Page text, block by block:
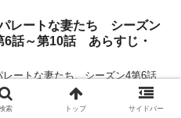
壊れるが、2人は金がなく修理でき
リネットは...
レートな妻たち シーズン
話～第10話 あらすじ・
レートな妻たち、シーズン4第6話
話のあらすじと感想です。第6話
ィーンの魔物ダニエルはみんなが
パーティーに無理やり参加して破
索 トップ サイドバー